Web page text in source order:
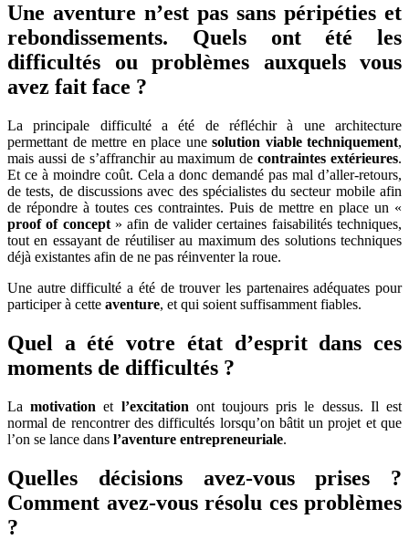
Une aventure n’est pas sans péripéties et
rebondissements. Quels ont été les
difficultés ou problèmes auxquels vous
avez fait face ?
La principale difficulté a été de réfléchir à une architecture
permettant de mettre en place une solution viable techniquement,
mais aussi de s’affranchir au maximum decontraintes extérieures.
Et ce à moindre coût. Cela a donc demandé pas mal d’aller-retours,
de tests, de discussions avec des spécialistes du secteur mobile afin
de répondre à toutes ces contraintes. Puis de mettre en place un «
proof of concept» afin de valider certaines faisabilités techniques,
tout en essayant de réutiliser au maximum des solutions techniques
déjà existantes afin de ne pas réinventer la roue.
Une autre difficulté a été de trouver les partenaires adéquates pour
participer à cette aventure, et qui soient suffisamment fiables.
Quel a été votre état d’esprit dans ces
moments de difficultés ?
Lamotivation et l’excitation ont toujours pris le dessus. Il est
normal de rencontrer des difficultés lorsqu’on bâtit un projet et que
l’on se lance dans l’aventure entrepreneuriale.
Quelles décisions avez-vous prises ?
Comment avez-vous résolu ces problèmes
?